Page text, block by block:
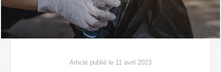
Articlé publié le 11 avril 2023